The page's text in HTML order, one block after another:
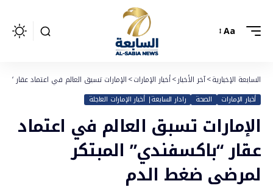
Aa
السابعة الإخبارية>آخر الأخبار>أخبار الإمارات>الإمارات تسبق العالم في اعتماد عقار
أخبار الإمارات الصحة رادار السابعة| أخبار الإمارات العاجلة
الإمارات تسبق العالم في اعتماد
عقار “باكسفندي” المبتكر
لمرضى ضغط الدم